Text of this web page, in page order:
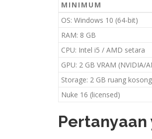
MINIMUM
OS: Windows 10 (64-bit)
RAM: 8 GB
CPU: Intel i5 / AMD setara
GPU: 2 GB VRAM (NVIDIA/
Storage: 2 GB ruang kosong
Nuke 16 (licensed)
Pertanyaan